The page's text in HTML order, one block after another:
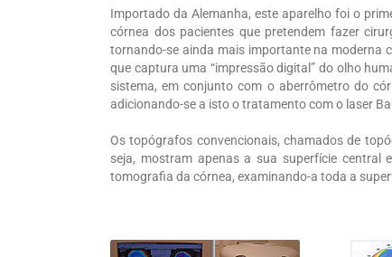
Importado da Alemanha, este aparelho foi o
córnea dos pacientes que pretendem fazer
tornando-se ainda mais importante na moderna
que captura uma “impressão digital” do olho
sistema, em conjunto com o aberrômetro do
adicionando-se a isto o tratamento com o laser
Os topógrafos convencionais, chamados de
seja, mostram apenas a sua superfície central
tomografia da córnea, examinando-a toda a